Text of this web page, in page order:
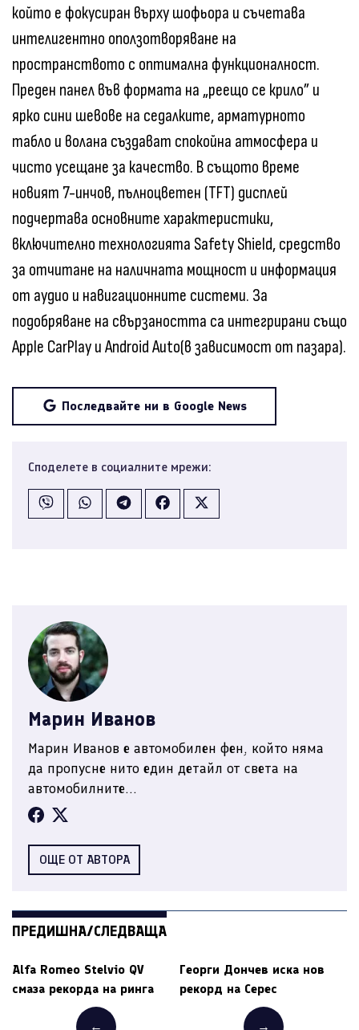
който е фокусиран върху шофьора и съчетава
интелигентно оползотворяване на
пространството с оптимална функционалност.
Преден панел във формата на „реещо се крило” и
ярко сини шевове на седалките, арматурното
табло и волана създават спокойна атмосфера и
чисто усещане за качество. В същото време
новият 7-инчов, пълноцветен (TFT) дисплей
подчертава основните характеристики,
включително технологията Safety Shield, средство
за отчитане на наличната мощност и информация
от аудио и навигационните системи. За
подобряване на свързаността са интегрирани също
Apple CarPlay и Android Auto(в зависимост от пазара).
Последвайте ни в Google News
Споделете в социалните мрежи:
Марин Иванов
Марин Иванов е автомобилен фен, който няма
да пропусне нито един детайл от света на
автомобилните...
ОЩЕ ОТ АВТОРА
ПРЕДИШНА/СЛЕДВАЩА
Alfa Romeo Stelvio QV
смаза рекорда на ринга
←
Георги Дончев иска нов
рекорд на Серес
→